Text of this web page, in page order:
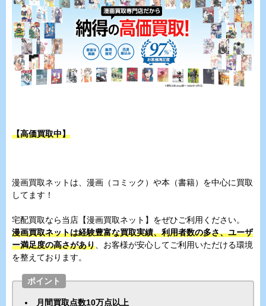
【高価買取中】
漫画買取ネットは、漫画（コミック）や本（書籍）を中心に買取
してます！
宅配買取なら当店【漫画買取ネット】をぜひご利用ください。
漫画買取ネットは経験豊富な買取実績、利用者数の多さ、ユーザ
ー満足度の高さがあり 、お客様が安心してご利用いただける環境
を整えております。
ポイント
月間買取点数10万点以上